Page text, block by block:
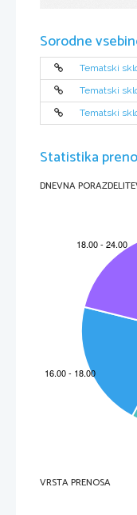
Sorodne
Tematski
Tematski
Tematski
Statistika
DNEVNA
VRSTA PRENOSA